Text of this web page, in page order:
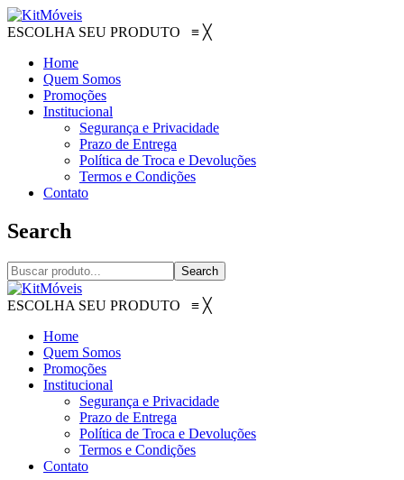
ESCOLHA SEU PRODUTO ≡ ╳
Home
Quem Somos
Promoções
Institucional
Segurança e Privacidade
Prazo de Entrega
Política de Troca e Devoluções
Termos e Condições
Contato
Search
Search
ESCOLHA SEU PRODUTO ≡ ╳
Home
Quem Somos
Promoções
Institucional
Segurança e Privacidade
Prazo de Entrega
Política de Troca e Devoluções
Termos e Condições
Contato